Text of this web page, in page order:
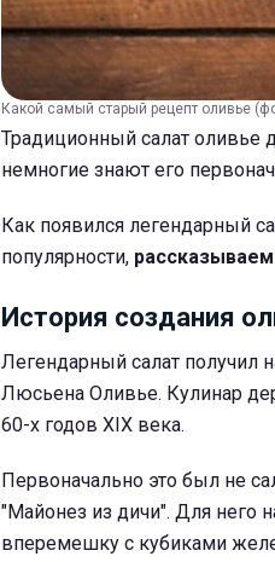
Какой самый старый рецепт оливье
Традиционный салат оливье
немногие знают его
Как появился легендарный
популярности,
История создания
Легендарный салат получил
Люсьена Оливье. Кулинар
60-х годов XIX века.
Первоначально это был не
"Майонез из дичи". Для него
вперемешку с кубиками